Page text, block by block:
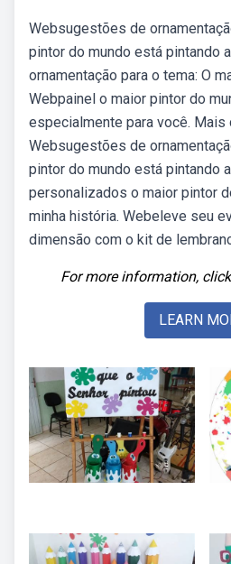
Websugestões de
pintor do mundo está pintando
ornamentação para o tema: O
Webpainel o maior pintor do
especialmente para você. Mais
Websugestões de
pintor do mundo está pintando
personalizados o maior pintor
minha história. Webeleve seu
dimensão com o kit de
For more information,
LEARN